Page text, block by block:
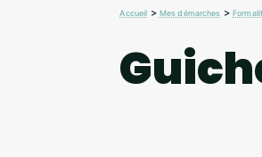
Accueil > Mes démarches >